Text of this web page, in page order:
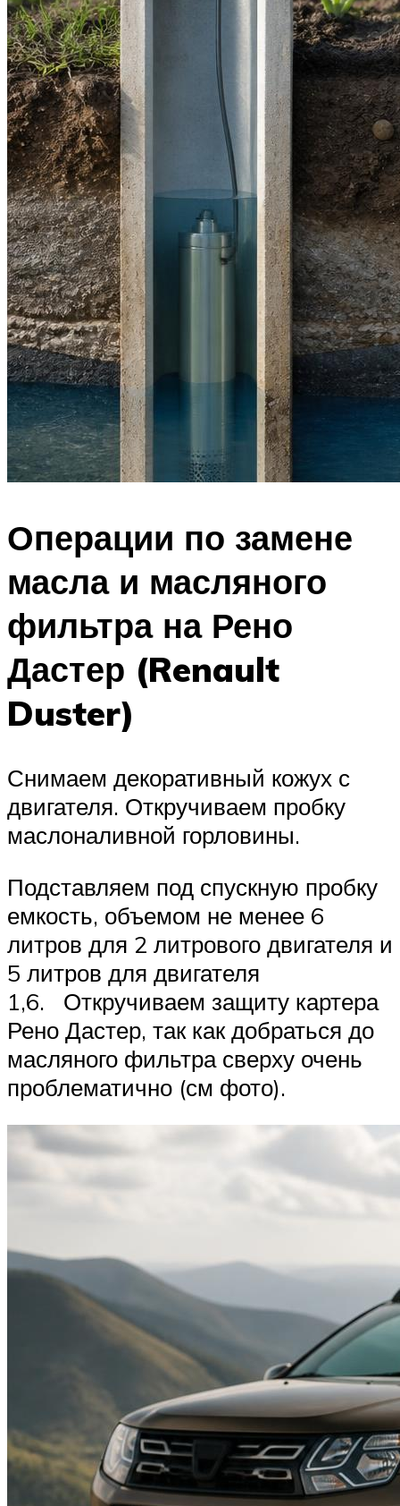
Операции по замене
масла и масляного
фильтра на Рено
Дастер (Renault
Duster)
Снимаем декоративный кожух с
двигателя. Откручиваем пробку
маслоналивной горловины.
Подставляем под спускную пробку
емкость, объемом не менее 6
литров для 2 литрового двигателя и
5 литров для двигателя
1,6. Откручиваем защиту картера
Рено Дастер, так как добраться до
масляного фильтра сверху очень
проблематично (см фото).